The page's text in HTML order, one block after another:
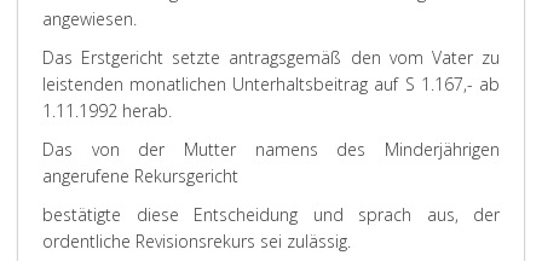
angewiesen.
Das Erstgericht setzte antragsgemäß den vom Vater zu
leistenden monatlichen Unterhaltsbeitrag auf S 1.167,- ab
1.11.1992 herab.
Das von der Mutter namens des Minderjährigen
angerufene Rekursgericht
bestätigte diese Entscheidung und sprach aus, der
ordentliche Revisionsrekurs sei zulässig.